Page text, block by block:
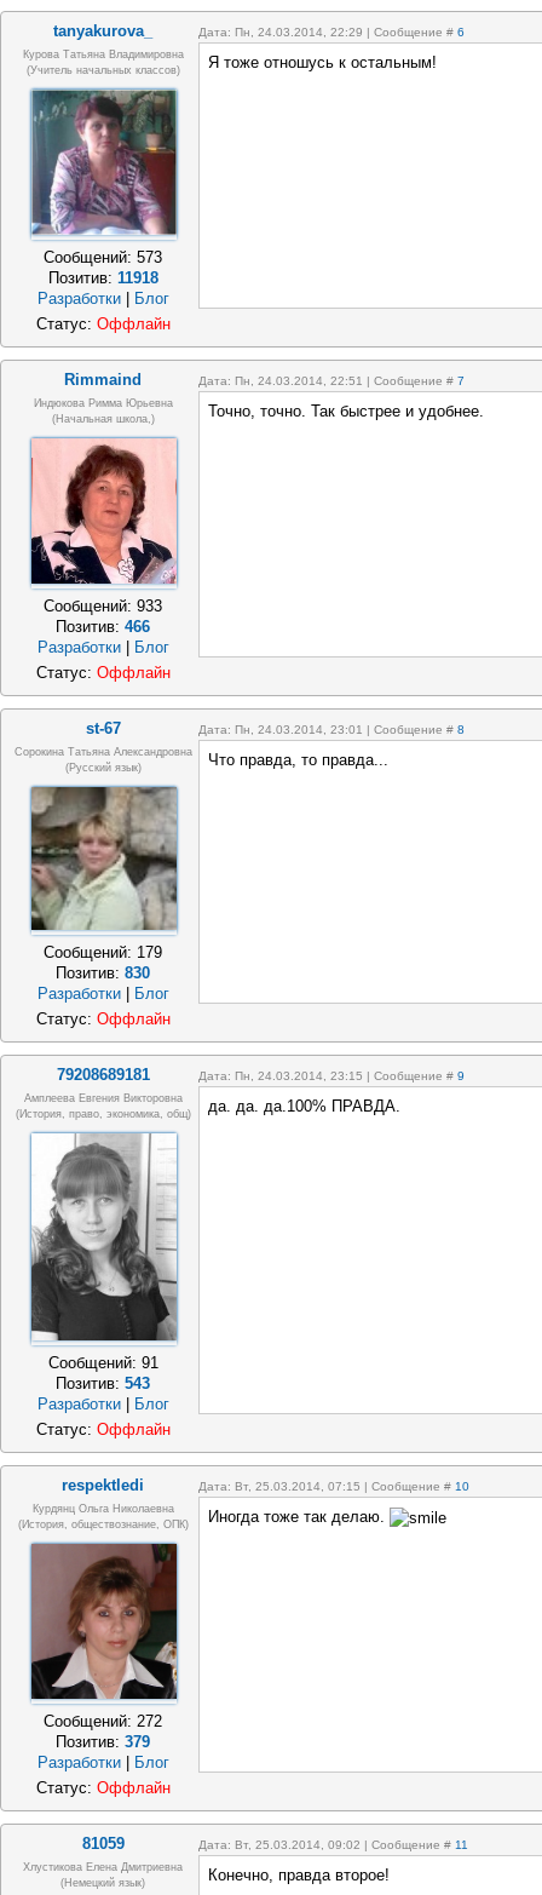
tanyakurova_ Дата: Пн, 24.03.2014, 22:29 | Сообщение # 6
Курова Татьяна Владимировна
(учитель начальных классов)
Сообщений:573
Позитив: 11918
Разработки | Блог
Я тоже отношусь к остальным!
Статус: Оффлайн
Rimmaind Дата: Пн, 24.03.2014, 22:51 | Сообщение # 7
Индюкова Римма Юрьевна
(Начальная школа,)
Сообщений:933
Позитив:466
Разработки
Блог
Точно, точно. Так быстрее и удобнее.
Статус: Оффлайн
st-67 Дата: Пн, 24.03.2014, 23:01 | Сообщение # 8
Сорокина Татьяна Александровна
(русский язык)
Сообщений: 179
Позитив:830
Разработки
Блог
Что правда, то правда...
Статус: Оффлайн
79208689181 Дата: Пн, 24.03.2014, 23:15 | Сообщение # 9
Амплеева Евгения Викторовна
(история, право, экономика, общ)
Сообщений: 91
Позитив:543
Разработки
Блог
да. да. да.100% ПРАВДА.
Статус: Оффлайн
respektledi Дата: Вт, 25.03.2014, 07:15 | Сообщение # 10
Курдянц Ольга Николаевна
(история, обществознание, ОПК)
Сообщений: 272
Позитив:379
Разработки | Блог
Иногда тоже так делаю.
Статус: Оффлайн
81059 Дата: Вт, 25.03.2014, 09:02 | Сообщение # 11
Хлустикова Елена Дмитриевна
(немецкий язык)
Конечно, правда второе!